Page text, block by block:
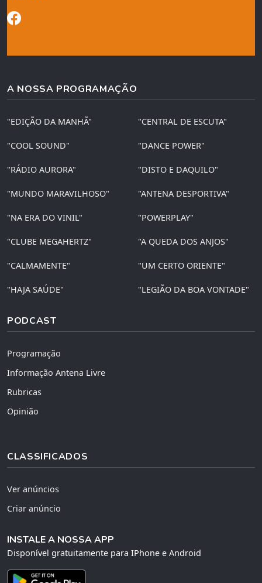
A NOSSA PROGRAMAÇÃO
"EDIÇÃO DA MANHÃ" "CENTRAL DE ESCUTA"
"COOL SOUND" "DANCE POWER"
"RÁDIO AURORA" "DISTO E DAQUILO"
"MUNDO MARAVILHOSO" "ANTENA DESPORTIVA"
"NA ERA DO VINIL" "POWERPLAY"
"CLUBE MEGAHERTZ" "A QUEDA DOS ANJOS"
"CALMAMENTE" "UM CERTO ORIENTE"
"HAJA SAÚDE" "LEGIÃO DA BOA VONTADE"
PODCAST
Programação
Informação Antena Livre
Rubricas
Opinião
CLASSIFICADOS
Ver anúncios
Criar anúncio
INSTALE A NOSSA APP
Disponível gratuitamente para IPhone e Android